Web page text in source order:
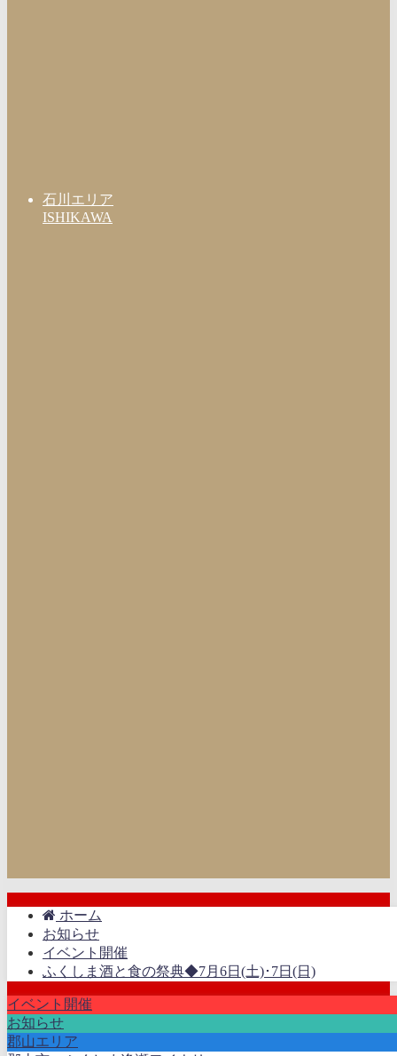
石川エリア
ISHIKAWA
ホーム
お知らせ
イベント開催
ふくしま酒と食の祭典◆7月6日(土)･7日(日)
イベント開催
お知らせ
郡山エリア